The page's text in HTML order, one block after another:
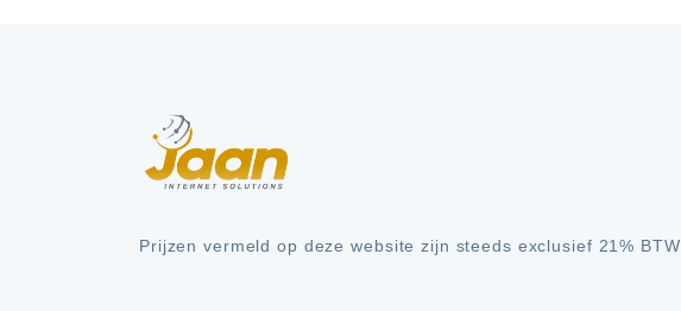
Prijzen vermeld op deze website zijn steeds exclusief 21% BTW.